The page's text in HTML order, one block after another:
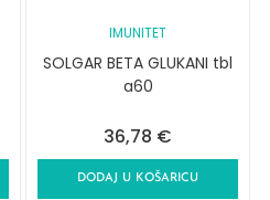
IMUNITET
SOLGAR BETA GLUKANI tbl
a60
36,78 €
DODAJ U KOŠARICU